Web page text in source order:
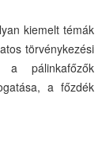
kiemelt témák
törvénykezési
a pálinkafőzők
a főzdék